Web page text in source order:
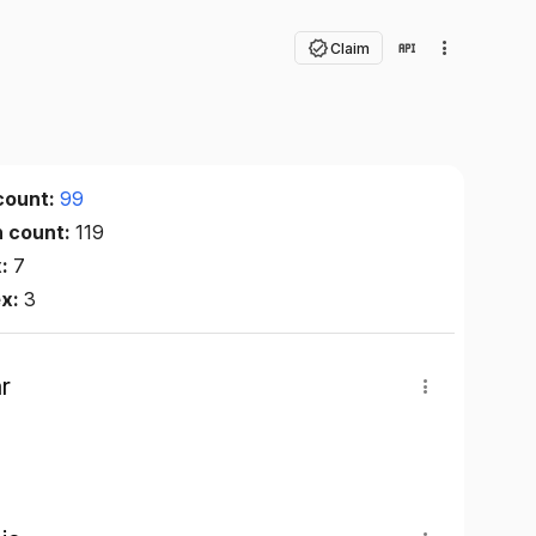
Claim
99
count:119
7
3